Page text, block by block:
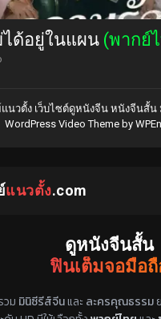
ด้อยู่ในแผน (พากย์
นวตั้ง เว็บไซต์ดูหนังจีน หนังจีนสั้
WordPress Video Themeby
แนวตั้ง.com
ดูหนังจีนสั้น
ฟินเต็มจอมือถื
จีนแนวตั้ง พากย์ไทย ซับไทย
วม มินิซีรีส์จีนและ ละครคุณธรรม